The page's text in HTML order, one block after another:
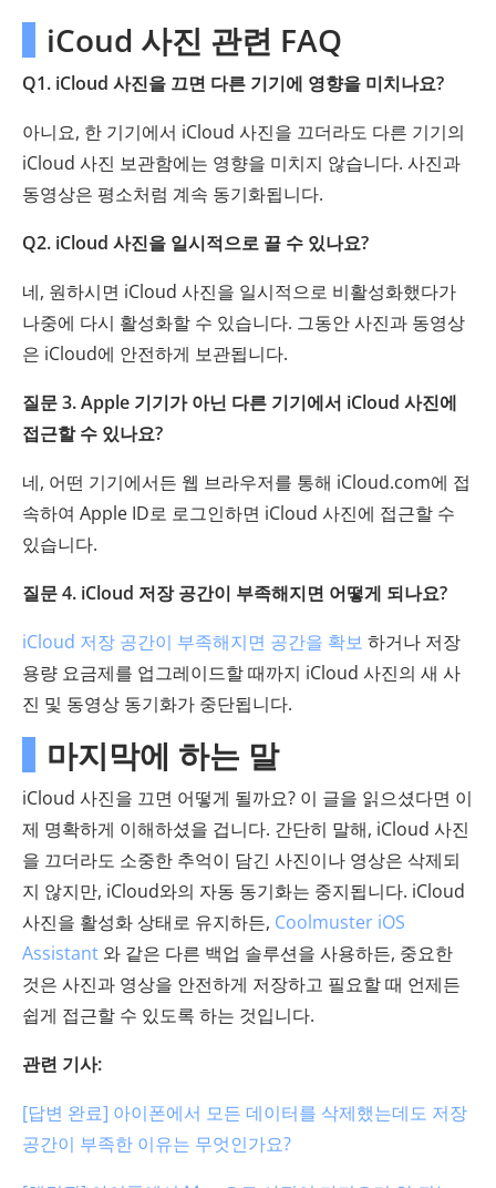
iCoud 사진 관련 FAQ
Q1. iCloud 사진을 끄면 다른 기기에 영향을 미치나요?
아니요, 한 기기에서 iCloud 사진을 끄더라도 다른 기기의
iCloud 사진 보관함에는 영향을 미치지 않습니다. 사진과
동영상은 평소처럼 계속 동기화됩니다.
Q2. iCloud 사진을 일시적으로 끌 수 있나요?
네, 원하시면 iCloud 사진을 일시적으로 비활성화했다가
나중에 다시 활성화할 수 있습니다. 그동안 사진과 동영상
은 iCloud에 안전하게 보관됩니다.
질문 3. Apple 기기가 아닌 다른 기기에서 iCloud 사진에
접근할 수 있나요?
네, 어떤 기기에서든 웹 브라우저를 통해 iCloud.com에 접
속하여 Apple ID로 로그인하면 iCloud 사진에 접근할 수
있습니다.
질문 4. iCloud 저장 공간이 부족해지면 어떻게 되나요?
iCloud 저장 공간이 부족해지면 공간을 확보 하거나 저장
용량 요금제를 업그레이드할 때까지 iCloud 사진의 새 사
진 및 동영상 동기화가 중단됩니다.
마지막에 하는 말
iCloud 사진을 끄면 어떻게 될까요? 이 글을 읽으셨다면 이
제 명확하게 이해하셨을 겁니다. 간단히 말해, iCloud 사진
을 끄더라도 소중한 추억이 담긴 사진이나 영상은 삭제되
지 않지만, iCloud와의 자동 동기화는 중지됩니다. iCloud
사진을 활성화 상태로 유지하든, Coolmuster iOS
Assistant 와 같은 다른 백업 솔루션을 사용하든, 중요한
것은 사진과 영상을 안전하게 저장하고 필요할 때 언제든
쉽게 접근할 수 있도록 하는 것입니다.
관련 기사:
[답변 완료] 아이폰에서 모든 데이터를 삭제했는데도 저장
공간이 부족한 이유는 무엇인가요?